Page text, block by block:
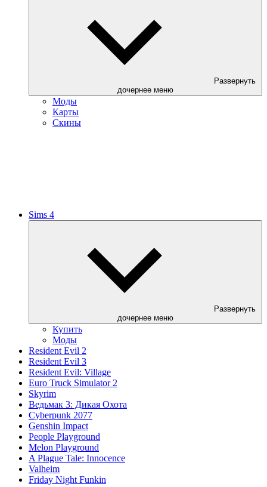
Развернуть
дочернее меню
Моды
Карты
Скины
Sims 4
Развернуть
дочернее меню
Купить
Моды
Resident Evil 2
Resident Evil 3
Resident Evil: Village
Euro Truck Simulator 2
Skyrim
Ведьмак 3: Дикая Охота
Cyberpunk 2077
Genshin Impact
People Playground
Melon Playground
A Plague Tale: Innocence
Valheim
Friday Night Funkin